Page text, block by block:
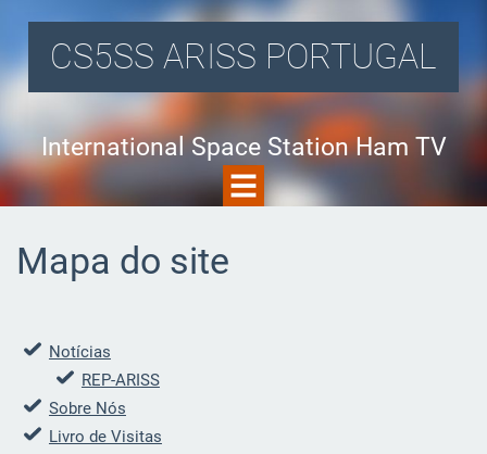
CS5SS ARISS PORTUGAL
International Space Station Ham TV
Mapa do site
Notícias
REP-ARISS
Sobre Nós
Livro de Visitas